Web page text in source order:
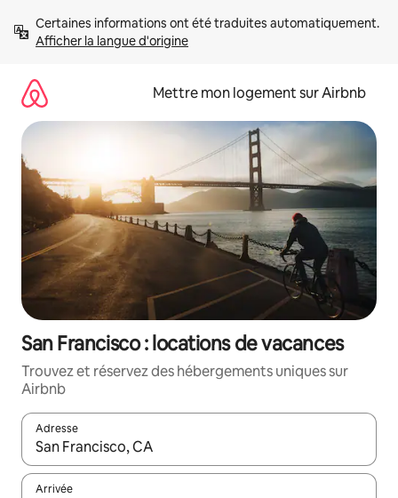
directement
Afficher la langue d'origine
Mettre mon logement sur Airbnb
San Francisco : locations de vacances
Trouvez et réservez des hébergements uniques sur
Airbnb
Adresse
Lorsque les résultats s'affichent, utilisez les flèches vers le
Arrivée